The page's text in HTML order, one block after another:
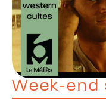
Week-end